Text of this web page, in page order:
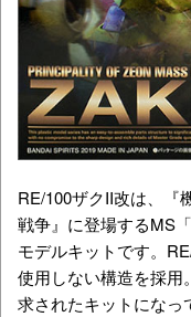
RE/100ザクII改は、『
戦争』に登場するMS
モデルキットです。
使用しない構造を採用
求されたキットになっ